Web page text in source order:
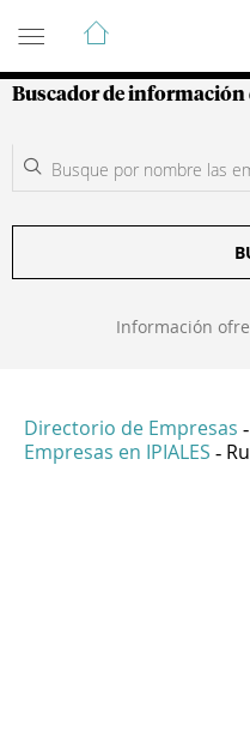
Guía de
Buscador de información
Información
Directorio de Empresas -
Empresas en IPIALES -